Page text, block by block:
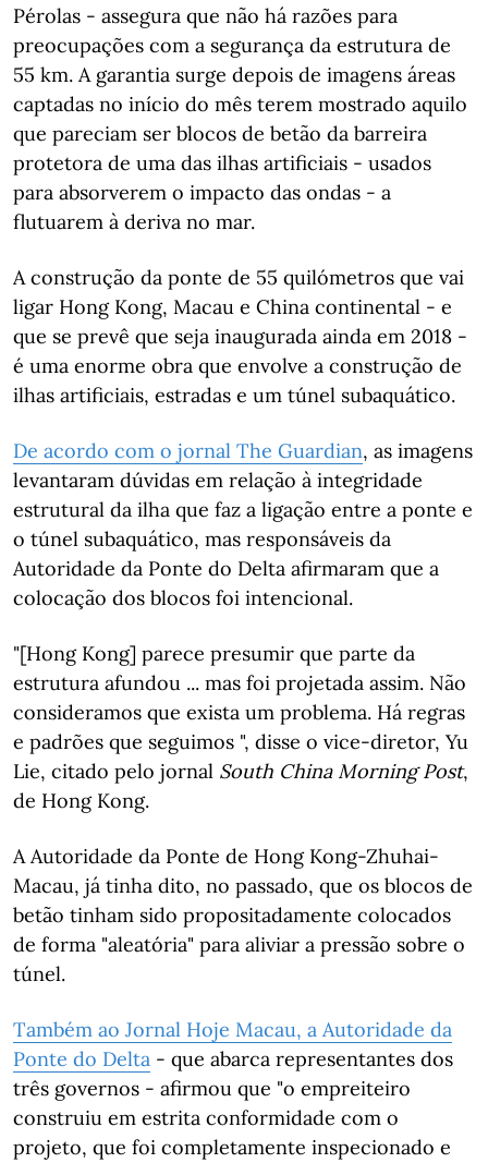
Pérolas - assegura que não há razões para
preocupações com a segurança da estrutura de
55 km. A garantia surge depois de imagens áreas
captadas no início do mês terem mostrado aquilo
que pareciam ser blocos de betão da barreira
protetora de uma das ilhas artificiais - usados
para absorverem o impacto das ondas - a
flutuarem à deriva no mar.
A construção da ponte de 55 quilómetros que vai
ligar Hong Kong, Macau e China continental - e
que se prevê que seja inaugurada ainda em 2018 -
é uma enorme obra que envolve a construção de
ilhas artificiais, estradas e um túnel subaquático.
De acordo com o jornal The Guardian, as imagens
levantaram dúvidas em relação à integridade
estrutural da ilha que faz a ligação entre a ponte e
o túnel subaquático, mas responsáveis da
Autoridade da Ponte do Delta afirmaram que a
colocação dos blocos foi intencional.
"[Hong Kong] parece presumir que parte da
estrutura afundou ... mas foi projetada assim. Não
consideramos que exista um problema. Há regras
e padrões que seguimos ", disse o vice-diretor, Yu
Lie, citado pelo jornal South China Morning Post,
de Hong Kong.
A Autoridade da Ponte de Hong Kong-Zhuhai-
Macau, já tinha dito, no passado, que os blocos de
betão tinham sido propositadamente colocados
de forma "aleatória" para aliviar a pressão sobre o
túnel.
Também ao Jornal Hoje Macau, a Autoridade da
Ponte do Delta - que abarca representantes dos
três governos - afirmou que "o empreiteiro
construiu em estrita conformidade com o
projeto, que foi completamente inspecionado e